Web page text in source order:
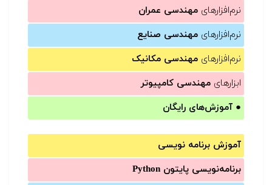
نرم‌افزارهای مهندسی عمران
نرم‌افزارهای مهندسی صنایع
نرم‌افزارهای مهندسی مکانیک
ابزارهای مهندسی کامپیوتر
● آموزش‌های رایگان
آموزش برنامه نویسی
برنامه‌نویسی پایتون Python